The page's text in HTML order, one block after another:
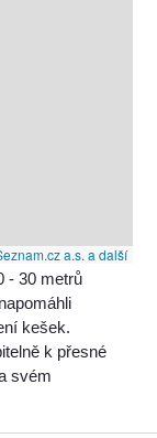
a.s. a další
- 30 metrů
kešek.
k přesné
svém